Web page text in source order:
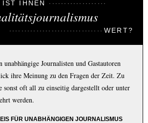
IST IHNEN
WERT?
unabhängige Journalisten und Gastautoren
ihre Meinung zu den Fragen der Zeit. Zu
sonst oft all zu einseitig dargestellt oder unter
werden.
FÜR UNABHÄNGIGEN JOURNALISMUS